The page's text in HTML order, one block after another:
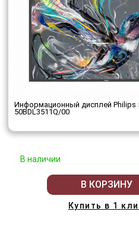
Информационный дисплей Philips
50BDL3511Q/00
В наличии
В КОРЗИНУ
Купить в 1